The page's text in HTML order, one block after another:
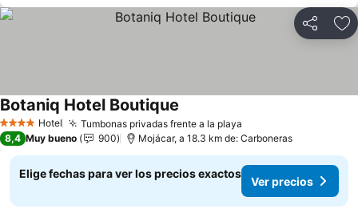
Compartir
4 EstrellasHotel Tumbonas privadas frente a la playa
Botaniq Hotel Boutique
8,4 Muy bueno 900 Mojácar, a 18.3 km de: Carboneras
Elige fechas para ver los precios exactos
Ver precios